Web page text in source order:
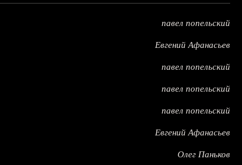
павел попельский
Евгений Афанасьев
павел попельский
павел попельский
павел попельский
Евгений Афанасьев
Олег Паньков